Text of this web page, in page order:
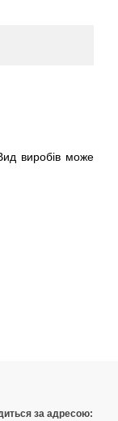
виробів може
за адресою: